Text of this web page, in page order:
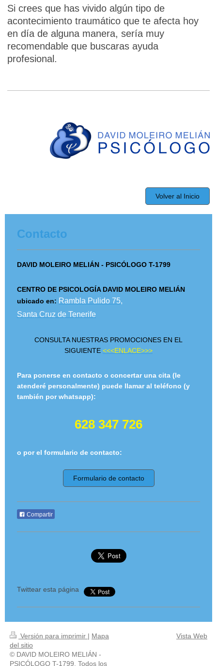
Si crees que has vivido algún tipo de
acontecimiento traumático que te afecta hoy
en día de alguna manera, sería muy
recomendable que buscaras ayuda
profesional.
Volver al Inicio
Contacto
DAVID MOLEIRO MELIÁN - PSICÓLOGO T-1799
CENTRO DE PSICOLOGÍA DAVID MOLEIRO MELIÁN
ubicado en: Rambla Pulido 75,
Santa Cruz de Tenerife
CONSULTA NUESTRAS PROMOCIONES EN EL
SIGUIENTE <<<ENLACE>>>
Para ponerse en contacto o concertar una cita (le
atenderé personalmente) puede llamar al teléfono (y
también por whatsapp):
628 347 726
o por el formulario de contacto:
Formulario de contacto
Compartir
Twittear esta página
Versión para imprimir | Mapa
del sitio
© DAVID MOLEIRO MELIÁN -
PSICÓLOGO T-1799. Todos los
Vista Web